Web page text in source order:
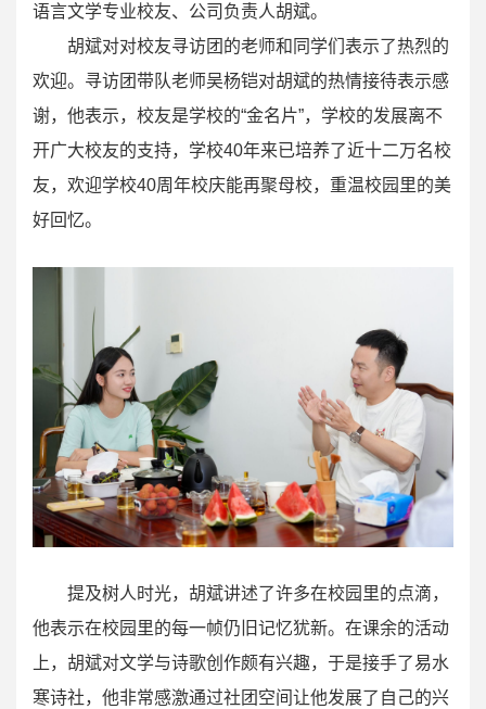
语言文学专业校友、公司负责人胡斌。
胡斌对对校友寻访团的老师和同学们表示了热烈的
欢迎。寻访团带队老师吴杨铠对胡斌的热情接待表示感
谢，他表示，校友是学校的“金名片”，学校的发展离不
开广大校友的支持，学校40年来已培养了近十二万名校
友，欢迎学校40周年校庆能再聚母校，重温校园里的美
好回忆。
提及树人时光，胡斌讲述了许多在校园里的点滴，
他表示在校园里的每一帧仍旧记忆犹新。在课余的活动
上，胡斌对文学与诗歌创作颇有兴趣，于是接手了易水
寒诗社，他非常感激通过社团空间让他发展了自己的兴